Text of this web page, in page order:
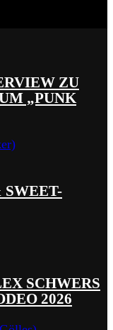
ZU
„PUNK
SCHWERS
2026